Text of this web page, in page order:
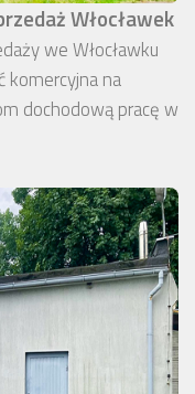
Włocławek
we Włocławku
komercyjna na
dochodową pracę w